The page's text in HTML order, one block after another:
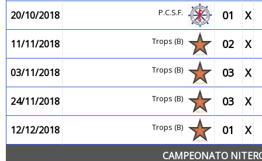
20/10/2018 P.C.S.F. 01 X
11/11/2018 Trops (B) 02 X
03/11/2018 Trops (B) 03 X
24/11/2018 Trops (B) 03 X
12/12/2018 Trops (B) 01 X
CAMPEONATO